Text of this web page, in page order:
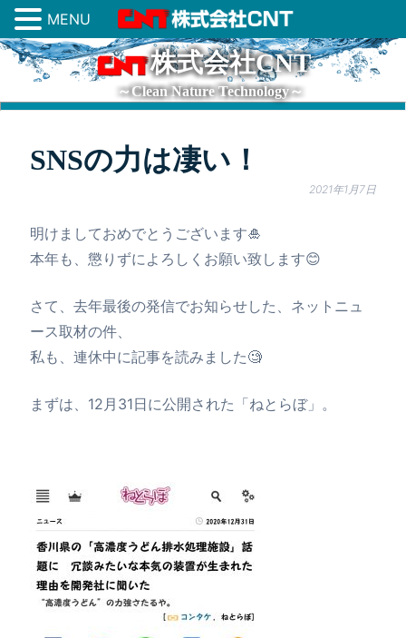
株式会社CNT
～Clean Nature Technology～
SNSの力は凄い！
2021年1月7日
明けましておめでとうございます🎍
本年も、懲りずによろしくお願い致します😊
さて、去年最後の発信でお知らせした、ネットニュ
ース取材の件、
私も、連休中に記事を読みました🧐
まずは、12月31日に公開された「ねとらぼ」。
MENU